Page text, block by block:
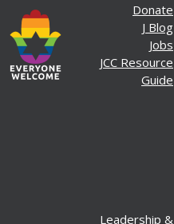
Donate
J Blog
Jobs
JCC Resource
Guide
Leadership &